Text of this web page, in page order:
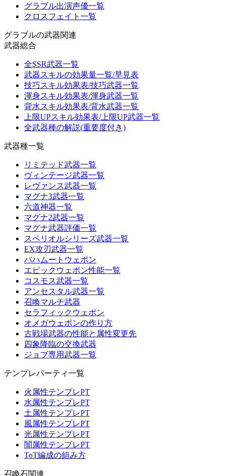
グラブル出演声優一覧
クロスフェイト一覧
グラブルの武器関連
武器総合
全SSR武器一覧
武器スキルの効果量一覧/早見表
技巧スキル効果表/技巧武器一覧
渾身スキル効果表/渾身武器一覧
背水スキル効果表/背水武器一覧
上限UPスキル効果表/上限UP武器一覧
全武器種の解説(重要度付き)
武器種一覧
リミテッド武器一覧
ヴィンテージ武器一覧
レヴァンス武器一覧
マグナ3武器一覧
六道神器一覧
マグナ2武器一覧
マグナ武器評価一覧
スペリオルシリーズ武器一覧
EX攻刃武器一覧
バハムートウェポン
エピックウェポン性能一覧
コスモス武器一覧
アンセスタル武器一覧
召喚マルチ武器
セラフィックウェポン
オメガウェポンの作り方
古戦場武器の性能と属性変更先
四象降臨の交換武器
ジョブ専用武器一覧
テンプレパーティ一覧
火属性テンプレPT
水属性テンプレPT
土属性テンプレPT
風属性テンプレPT
光属性テンプレPT
闇属性テンプレPT
ToT編成の組み方
召喚石関連